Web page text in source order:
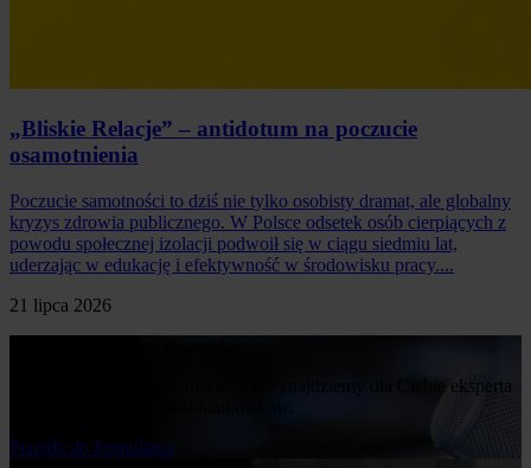
„Bliskie Relacje” – antidotum na poczucie
osamotnienia
Poczucie samotności to dziś nie tylko osobisty dramat, ale globalny
kryzys zdrowia publicznego. W Polsce odsetek osób cierpiących z
powodu społecznej izolacji podwoił się w ciągu siedmiu lat,
uderzając w edukację i efektywność w środowisku pracy....
21 lipca 2026
Napisz nam o swoim temacie, a my znajdziemy dla Ciebie eksperta
Przejdż do formularza